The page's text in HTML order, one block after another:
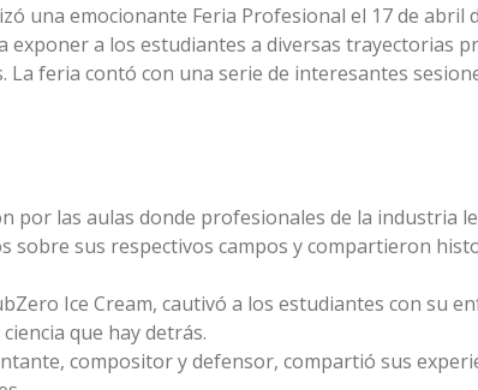
una emocionante Feria Profesional el 17 de
exponer a los estudiantes a diversas
feria contó con una serie de interesantes
por las aulas donde profesionales de la industria
sus respectivos campos y compartieron
Ice Cream, cautivó a los estudiantes con su
que hay detrás.
compositor y defensor, compartió sus